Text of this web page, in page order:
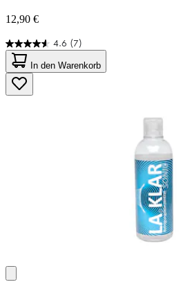
12,90 €
4.6 (7)
4.6
von
5
Sternen.
7
In den Warenkorb